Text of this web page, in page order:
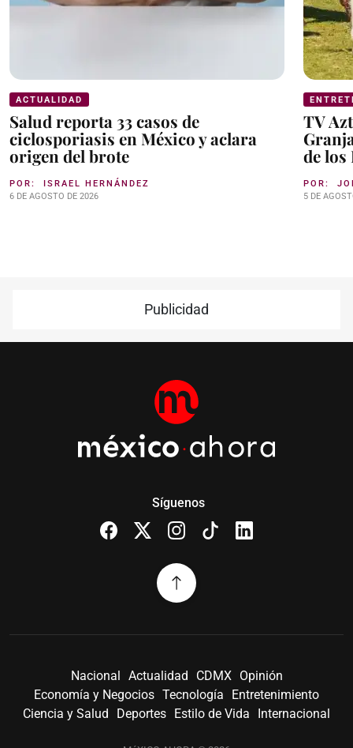
ACTUALIDAD
Salud reporta 33 casos de
ciclosporiasis en México y aclara
origen del brote
POR: ISRAEL HERNÁNDEZ
6 DE AGOSTO DE 2026
TV
de los
POR:
5 DE
Publicidad
Síguenos
Nacional Actualidad CDMX
Opinión
Economía y Negocios Tecnología
Entretenimiento
Ciencia y Salud
Deportes Estilo de Vida Internacional